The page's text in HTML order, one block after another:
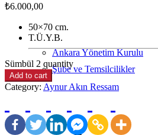
Ankara Yönetim Kurulu
Şube ve Temsilcilikler
₺6.000,00
50×70 cm.
T.Ü.Y.B.
Sümbül 2 quantity
Add to cart
Category: Aynur Akın Ressam